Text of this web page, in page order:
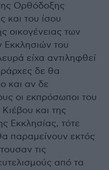
Ορθόδοξης
και του ίσου
οικογένειας των
του
είχα αντιληφθεί
δε θα
και αν δε
οι εκπρόσωποι του
και της
Εκκλησίας, τότε
παραμείνουν εκτός
τις
από τα